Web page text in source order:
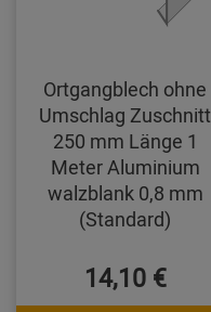
Ortgangblech ohne
Umschlag Zuschnitt
250 mm Länge 1
Meter Aluminium
walzblank 0,8 mm
(Standard)
14,10 €